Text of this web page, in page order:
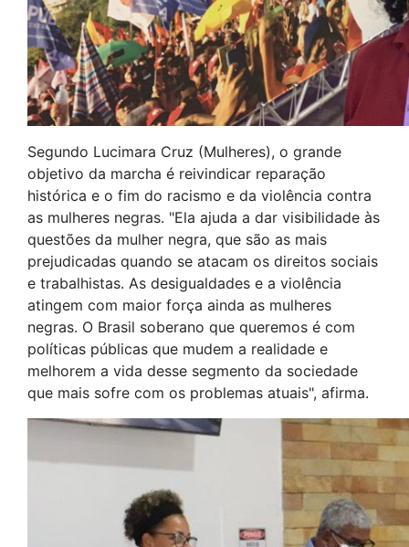
Segundo Lucimara Cruz (Mulheres), o grande
objetivo da marcha é reivindicar reparação
histórica e o fim do racismo e da violência contra
as mulheres negras. "Ela ajuda a dar visibilidade às
questões da mulher negra, que são as mais
prejudicadas quando se atacam os direitos sociais
e trabalhistas. As desigualdades e a violência
atingem com maior força ainda as mulheres
negras. O Brasil soberano que queremos é com
políticas públicas que mudem a realidade e
melhorem a vida desse segmento da sociedade
que mais sofre com os problemas atuais", afirma.